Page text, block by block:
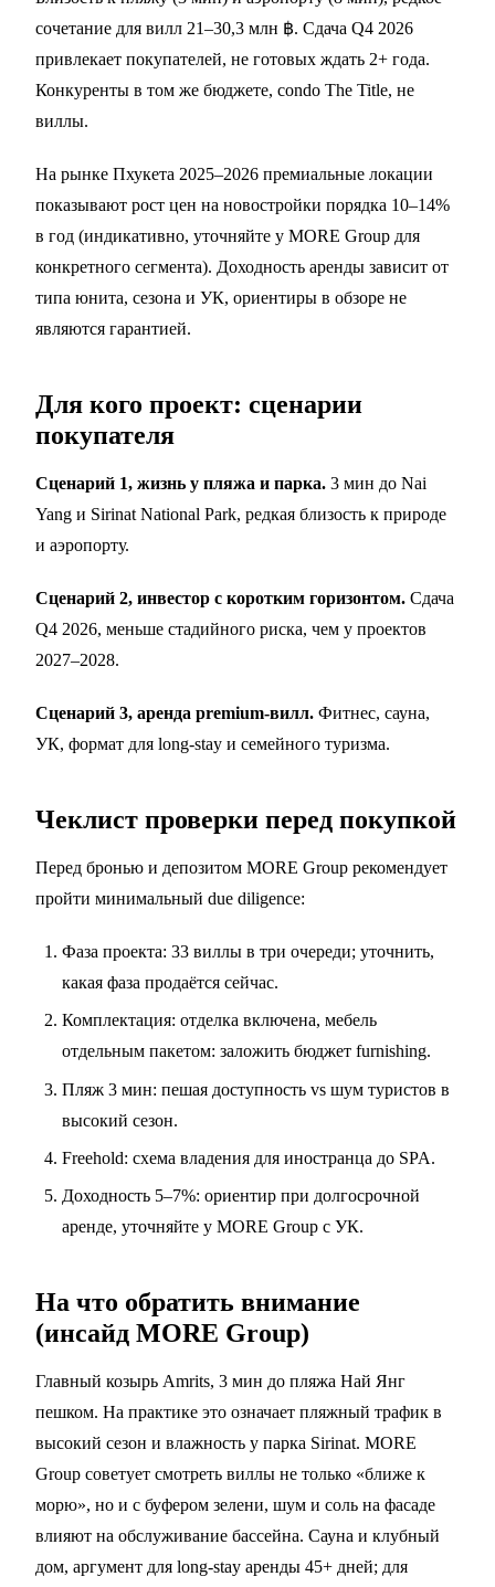
сочетание для вилл 21–30,3 млн ฿. Сдача Q4 2026
привлекает покупателей, не готовых ждать 2+ года.
Конкуренты в том же бюджете, condo The Title, не
виллы.
На рынке Пхукета 2025–2026 премиальные локации
показывают рост цен на новостройки порядка 10–14%
в год (индикативно, уточняйте у MORE Group для
конкретного сегмента). Доходность аренды зависит от
типа юнита, сезона и УК, ориентиры в обзоре не
являются гарантией.
Для кого проект: сценарии
покупателя
Сценарий 1, жизнь у пляжа и парка. 3 мин до Nai
Yang и Sirinat National Park, редкая близость к природе
и аэропорту.
Сценарий 2, инвестор с коротким горизонтом. Сдача
Q4 2026, меньше стадийного риска, чем у проектов
2027–2028.
Сценарий 3, аренда premium-вилл. Фитнес, сауна,
УК, формат для long-stay и семейного туризма.
Чеклист проверки перед покупкой
Перед бронью и депозитом MORE Group рекомендует
пройти минимальный due diligence:
Фаза проекта: 33 виллы в три очереди; уточнить,
какая фаза продаётся сейчас.
Комплектация: отделка включена, мебель
отдельным пакетом: заложить бюджет furnishing.
Пляж 3 мин: пешая доступность vs шум туристов в
высокий сезон.
Freehold: схема владения для иностранца до SPA.
Доходность 5–7%: ориентир при долгосрочной
аренде, уточняйте у MORE Group с УК.
На что обратить внимание
(инсайд MORE Group)
Главный козырь Amrits, 3 мин до пляжа Най Янг
пешком. На практике это означает пляжный трафик в
высокий сезон и влажность у парка Sirinat. MORE
Group советует смотреть виллы не только «ближе к
морю», но и с буфером зелени, шум и соль на фасаде
влияют на обслуживание бассейна. Сауна и клубный
дом, аргумент для long-stay аренды 45+ дней; для